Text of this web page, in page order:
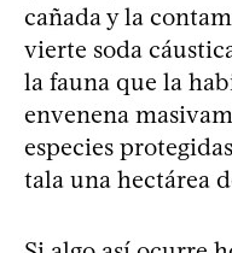
cañada y la
vierte soda
la fauna que la
envenena
especies
tala una hectárea